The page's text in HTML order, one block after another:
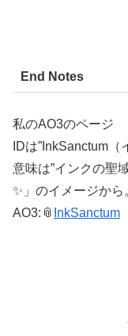
End Notes
私のAO3のページ
IDは”InkSanctum（
意味は”インクの聖
✨」のイメージから
AO3:📎 InkSanctum